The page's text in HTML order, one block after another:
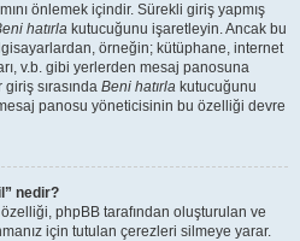
önlemek içindir. Sürekli giriş yapmış
hatırla kutucuğunu işaretleyin. Ancak bu
örneğin; kütüphane, internet
v.b. gibi yerlerden mesaj panosuna
sırasında Beni hatırla kutucuğunu
panosu yöneticisinin bu özelliği devre
nedir?
phpBB tarafından oluşturulan ve
için tutulan çerezleri silmeye yarar.